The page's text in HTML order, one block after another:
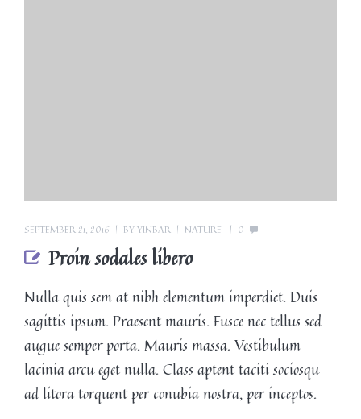
SEPTEMBER 21, 2016 BYYINBAR NATURE 0
Proin sodales libero
Nulla quis sem at nibh elementum imperdiet. Duis
sagittis ipsum. Praesent mauris. Fusce nec tellus sed
augue semper porta. Mauris massa. Vestibulum
lacinia arcu eget nulla. Class aptent taciti sociosqu
ad litora torquent per conubia nostra, per inceptos.